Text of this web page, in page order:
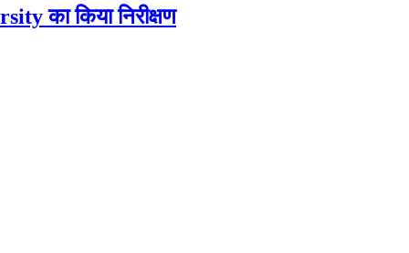
का किया निरीक्षण